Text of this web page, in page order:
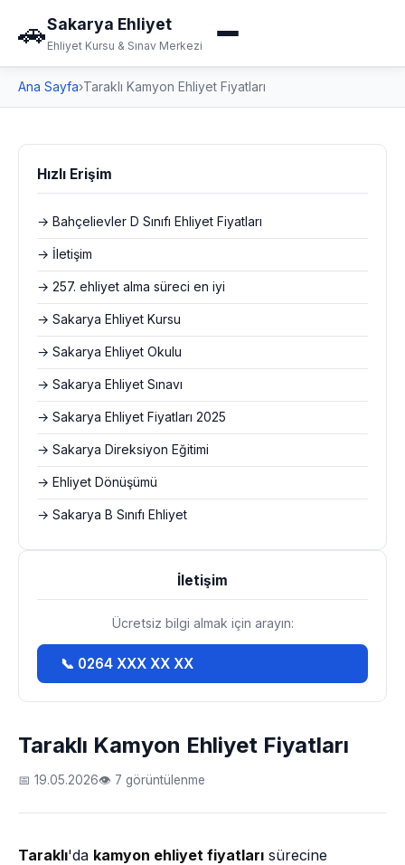
🚗Sakarya Ehliyet
Ehliyet Kursu & Sınav Merkezi
Ana Sayfa›Taraklı Kamyon Ehliyet Fiyatları
Taraklı Kamyon Ehliyet Fiyatları
📅 19.05.2026👁 7 görüntülenme
Taraklı'da kamyon ehliyet fiyatları sürecine
Hızlı Erişim
→ Bahçelievler D Sınıfı Ehliyet Fiyatları
→ İletişim
→ 257. ehliyet alma süreci en iyi
→ Sakarya Ehliyet Kursu
→ Sakarya Ehliyet Okulu
→ Sakarya Ehliyet Sınavı
→ Sakarya Ehliyet Fiyatları 2025
→ Sakarya Direksiyon Eğitimi
→ Ehliyet Dönüşümü
→ Sakarya B Sınıfı Ehliyet
İletişim
Ücretsiz bilgi almak için arayın:
📞 0264 XXX XX XX